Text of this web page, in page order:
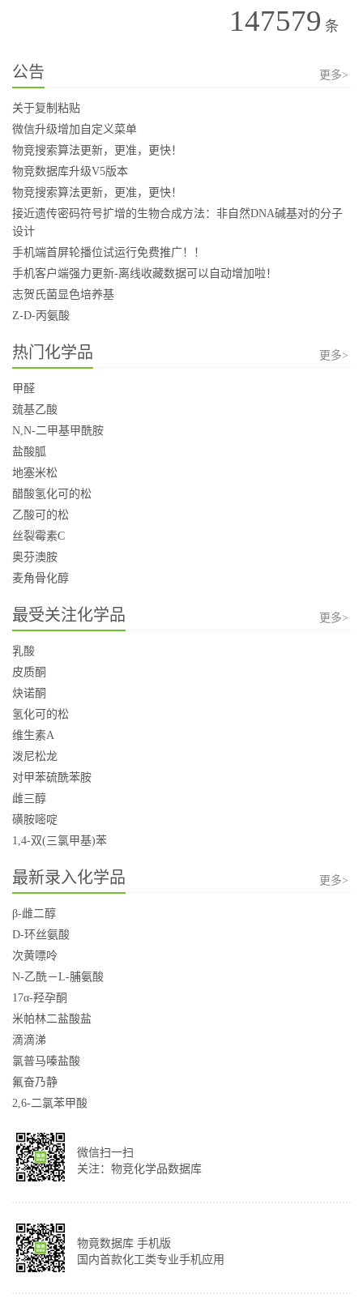
147579 条
公告 更多>
关于复制粘贴
微信升级增加自定义菜单
物竞搜索算法更新，更准，更快！
物竞数据库升级V5版本
物竞搜索算法更新，更准，更快！
接近遗传密码符号扩增的生物合成方法：非自然DNA碱基对的分子
设计
手机端首屏轮播位试运行免费推广！！
手机客户端强力更新-离线收藏数据可以自动增加啦！
志贺氏菌显色培养基
Z-D-丙氨酸
热门化学品 更多>
甲醛
巯基乙酸
N,N-二甲基甲酰胺
盐酸胍
地塞米松
醋酸氢化可的松
乙酸可的松
丝裂霉素C
奥芬澳胺
麦角骨化醇
最受关注化学品 更多>
乳酸
皮质酮
炔诺酮
氢化可的松
维生素A
泼尼松龙
对甲苯硫酰苯胺
雌三醇
磺胺嘧啶
1,4-双(三氯甲基)苯
最新录入化学品 更多>
β-雌二醇
D-环丝氨酸
次黄嘌呤
N-乙酰－L-脯氨酸
17α-羟孕酮
米帕林二盐酸盐
滴滴涕
氯普马嗪盐酸
氟奋乃静
2,6-二氯苯甲酸
微信扫一扫
关注：物竞化学品数据库
物竟数据库 手机版
国内首款化工类专业手机应用